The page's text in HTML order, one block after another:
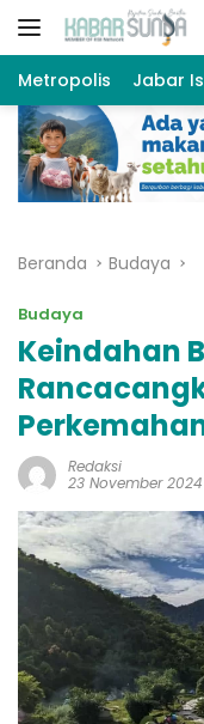
Langsung
Metropolis Jabar
Beranda Budaya
Budaya
Keindahan
Redaksi
23 November 2024